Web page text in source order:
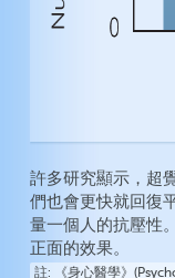
許多研究顯示，超
們也會更快就回復
量一個人的抗壓性
正面的效果。
註 《身心醫學》